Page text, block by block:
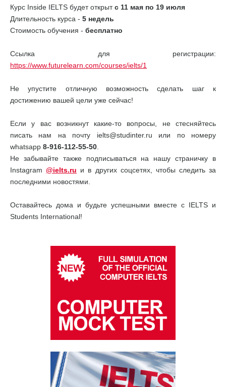
Курс Inside IELTS будет открытс 11 мая по 19 июля
Длительность курса - 5 недель
Стоимость обучения - бесплатно
Ссылка для регистрации:
https://www.futurelearn.com/courses/ielts/1
Не упустите отличную возможность сделать шаг к
достижению вашей цели уже сейчас!
Если у вас возникнут какие-то вопросы, не стесняйтесь
писать нам на почту ielts@studinter.ru или по номеру
whatsapp 8-916-112-55-50
Не забывайте также подписываться на нашу страничку в
Instagram@ielts.ru и в других соцсетях, чтобы следить за
последними новостями.
Оставайтесь дома и будьте успешными вместе с IELTS и
Students International!